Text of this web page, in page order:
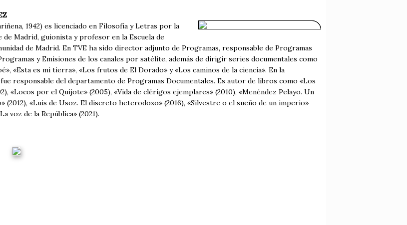
1942) es licenciado en Filosofía y Letras por la
de Madrid, guionista y profesor en la Escuela de
de Madrid. En TVE ha sido director adjunto de Programas, responsable de Programas
y Emisiones de los canales por satélite, además de dirigir series documentales como
«Esta es mi tierra», «Los frutos de El Dorado» y «Los caminos de la ciencia». En la
responsable del departamento de Programas Documentales. Es autor de libros como «Los
«Locos por el Quijote» (2005), «Vida de clérigos ejemplares» (2010), «Menéndez Pelayo. Un
(2012), «Luis de Usoz. El discreto heterodoxo» (2016), «Silvestre o el sueño de un imperio»
voz de la República» (2021).